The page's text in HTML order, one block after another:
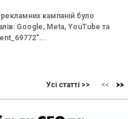
кампаній було
Google, Meta, YouTube та
Усі статті >>